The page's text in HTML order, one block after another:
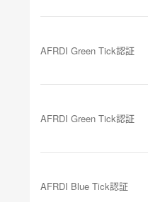
AFRDI Green Tick認証
AFRDI Green Tick認証
AFRDI Blue Tick認証